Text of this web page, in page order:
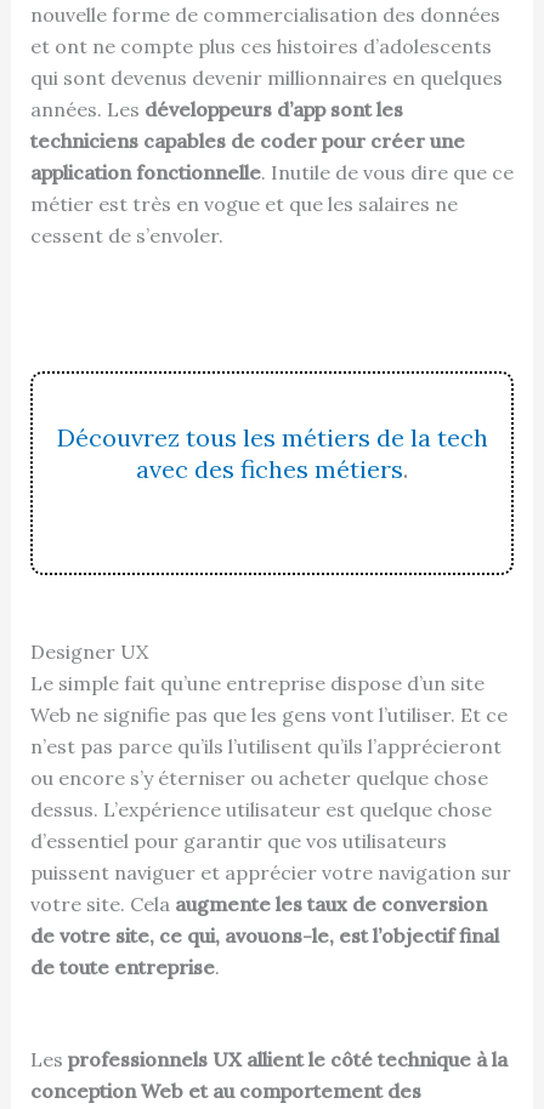
nouvelle forme de commercialisation des données
et ont ne compte plus ces histoires d’adolescents
qui sont devenus devenir millionnaires en quelques
années. Les développeurs d’app sont les
techniciens capables de coder pour créer une
application fonctionnelle. Inutile de vous dire que ce
métier est très en vogue et que les salaires ne
cessent de s’envoler.
Découvrez tous les métiers de la tech
avec des fiches métiers.
Designer UX
Le simple fait qu’une entreprise dispose d’un site
Web ne signifie pas que les gens vont l’utiliser. Et ce
n’est pas parce qu’ils l’utilisent qu’ils l’apprécieront
ou encore s’y éterniser ou acheter quelque chose
dessus. L’expérience utilisateur est quelque chose
d’essentiel pour garantir que vos utilisateurs
puissent naviguer et apprécier votre navigation sur
votre site. Cela augmente les taux de conversion
de votre site, ce qui, avouons-le, est l’objectif final
de toute entreprise.
Les professionnels UX allient le côté technique à la
conception Web et au comportement des